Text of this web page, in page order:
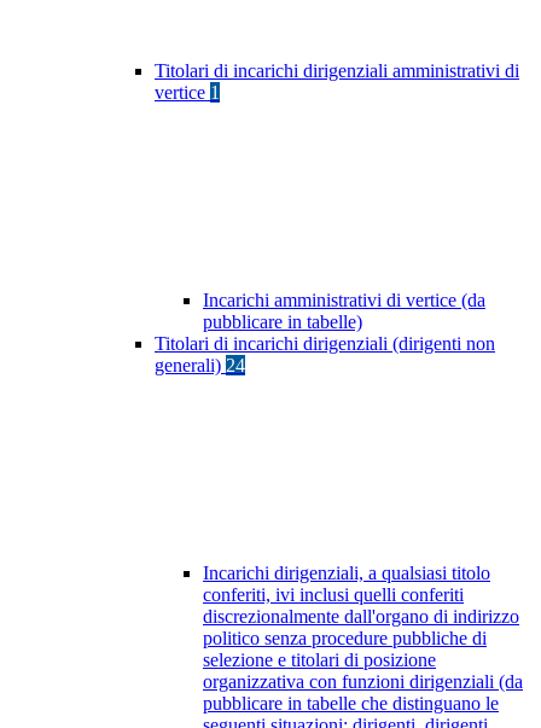
Titolari di incarichi dirigenziali amministrativi di
vertice 1
Incarichi amministrativi di vertice (da
pubblicare in tabelle)
Titolari di incarichi dirigenziali (dirigenti non
generali) 24
Incarichi dirigenziali, a qualsiasi titolo
conferiti, ivi inclusi quelli conferiti
discrezionalmente dall'organo di indirizzo
politico senza procedure pubbliche di
selezione e titolari di posizione
organizzativa con funzioni dirigenziali (da
pubblicare in tabelle che distinguano le